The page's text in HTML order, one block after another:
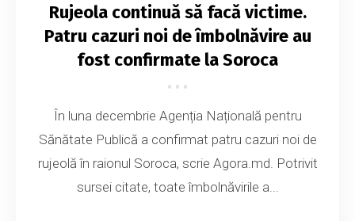
Rujeola continuă să facă victime.
Patru cazuri noi de îmbolnăvire au
fost confirmate la Soroca
În luna decembrie Agenția Națională pentru
Sănătate Publică a confirmat patru cazuri noi de
rujeolă în raionul Soroca, scrie Agora.md. Potrivit
sursei citate, toate îmbolnăvirile a...